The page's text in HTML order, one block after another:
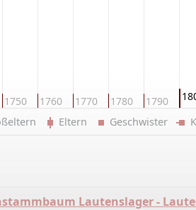
1750 1760 1770 1780 1790
Eltern Geschwister
Lautenslager -